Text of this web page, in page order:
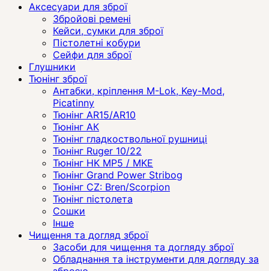
Аксесуари для зброї
Збройові ремені
Кейси, сумки для зброї
Пістолетні кобури
Сейфи для зброї
Глушники
Тюнінг зброї
Антабки, кріплення M-Lok, Key-Mod,
Picatinny
Тюнінг AR15/AR10
Тюнінг АК
Тюнінг гладкоствольної рушниці
Тюнінг Ruger 10/22
Тюнінг HK MP5 / MKE
Тюнінг Grand Power Stribog
Тюнінг CZ: Bren/Scorpion
Тюнінг пістолета
Сошки
Інше
Чищення та догляд зброї
Засоби для чищення та догляду зброї
Обладнання та інструменти для догляду за